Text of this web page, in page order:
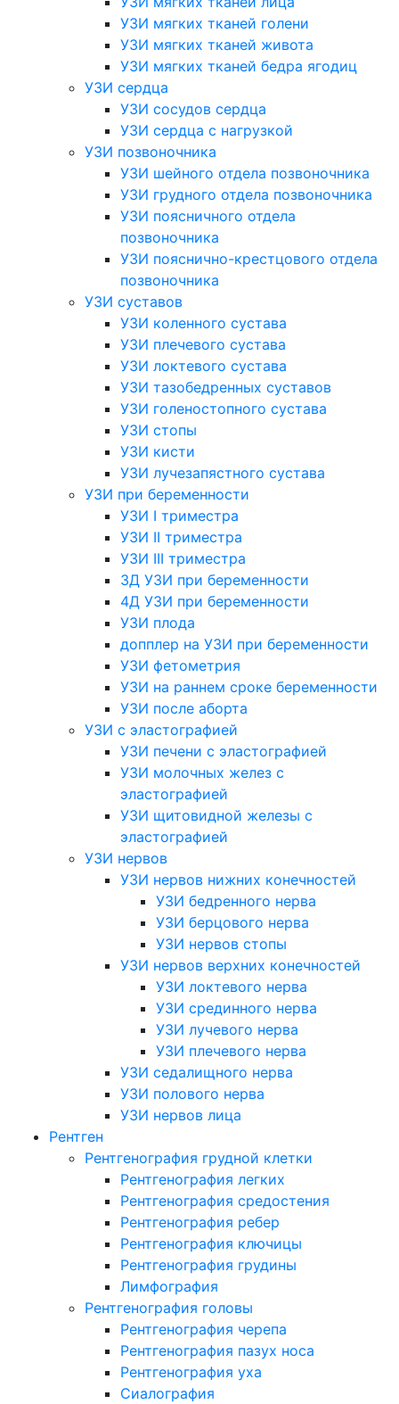
УЗИ мягких тканей голени
УЗИ мягких тканей живота
УЗИ мягких тканей бедра ягодиц
УЗИ сердца
УЗИ сосудов сердца
УЗИ сердца с нагрузкой
УЗИ позвоночника
УЗИ шейного отдела позвоночника
УЗИ грудного отдела позвоночника
УЗИ поясничного отдела
позвоночника
УЗИ пояснично-крестцового отдела
позвоночника
УЗИ суставов
УЗИ коленного сустава
УЗИ плечевого сустава
УЗИ локтевого сустава
УЗИ тазобедренных суставов
УЗИ голеностопного сустава
УЗИ стопы
УЗИ кисти
УЗИ лучезапястного сустава
УЗИ при беременности
УЗИ I триместра
УЗИ II триместра
УЗИ III триместра
3Д УЗИ при беременности
4Д УЗИ при беременности
УЗИ плода
допплер на УЗИ при беременности
УЗИ фетометрия
УЗИ на раннем сроке беременности
УЗИ после аборта
УЗИ с эластографией
УЗИ печени с эластографией
УЗИ молочных желез с
эластографией
УЗИ щитовидной железы с
эластографией
УЗИ нервов
УЗИ нервов нижних конечностей
УЗИ бедренного нерва
УЗИ берцового нерва
УЗИ нервов стопы
УЗИ нервов верхних конечностей
УЗИ локтевого нерва
УЗИ срединного нерва
УЗИ лучевого нерва
УЗИ плечевого нерва
УЗИ седалищного нерва
УЗИ полового нерва
УЗИ нервов лица
Рентген
Рентгенография грудной клетки
Рентгенография легких
Рентгенография средостения
Рентгенография ребер
Рентгенография ключицы
Рентгенография грудины
Лимфография
Рентгенография головы
Рентгенография черепа
Рентгенография пазух носа
Рентгенография уха
Сиалография